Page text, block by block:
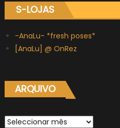
S-LOJAS
-AnaLu- *fresh poses*
[AnaLu] @ OnRez
ARQUIVO
Arquivo